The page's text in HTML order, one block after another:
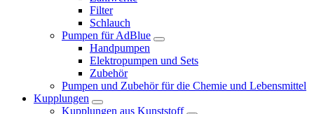
Filter
Schlauch
Pumpen für AdBlue
Handpumpen
Elektropumpen und Sets
Zubehör
Pumpen und Zubehör für die Chemie und Lebensmittel
Kupplungen
Kupplungen aus Kunststoff